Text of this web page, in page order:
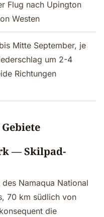
Flug nach Upington
Westen
Mitte September, je
um 2-4
Richtungen
— Skilpad-
Namaqua National
70 km südlich von
die